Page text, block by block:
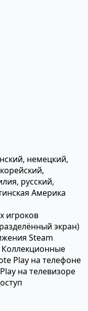
немецкий,
русский,
Америка
игроков
экран)
Steam
Коллекционные
Play на телефоне
на телевизоре